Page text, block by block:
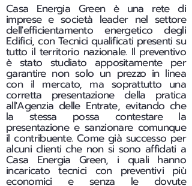
Casa Energia Green è una rete di
imprese e società leader nel settore
dell'efficientamento energetico degli
Edifici, con Tecnici qualificati presenti su
tutto il territorio nazionale. Il preventivo
è stato studiato appositamente per
garantire non solo un prezzo in linea
con il mercato, ma soprattutto una
corretta presentazione della pratica
all'Agenzia delle Entrate, evitando che
la stessa possa contestare la
presentazione e sanzionare comunque
il contribuente. Come già successo per
alcuni clienti che non si sono affidati a
Casa Energia Green, i quali hanno
incaricato tecnici con preventivi più
economici e senza le dovute